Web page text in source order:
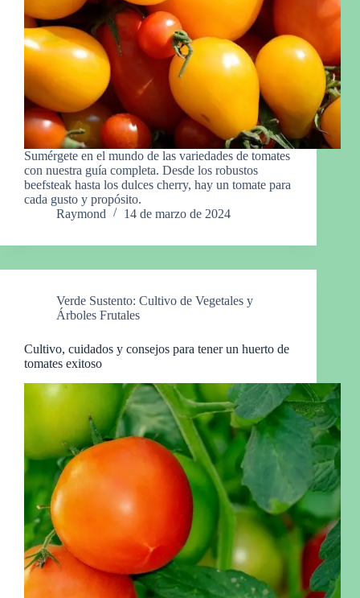
Sumérgete en el mundo de las variedades de tomates
con nuestra guía completa. Desde los robustos
beefsteak hasta los dulces cherry, hay un tomate para
cada gusto y propósito.
Raymond
14 de marzo de 2024
Verde Sustento: Cultivo de Vegetales y
Árboles Frutales
Cultivo, cuidados y consejos para tener un huerto de
tomates exitoso